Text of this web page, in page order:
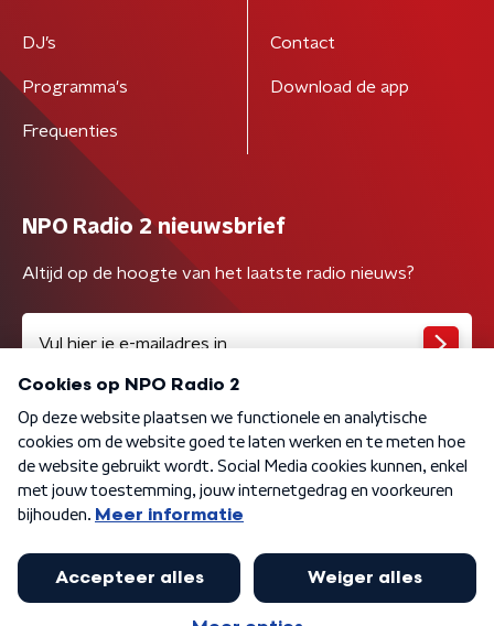
DJ’s
Programma's
Frequenties
Contact
Download de app
NPO Radio 2 nieuwsbrief
Altijd op de hoogte van het laatste radio nieuws?
Algemene voorwaarden